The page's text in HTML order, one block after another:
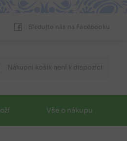
Sledujte nás na Facebooku
Nákupní košík není k dispozici
Vše o nákupu